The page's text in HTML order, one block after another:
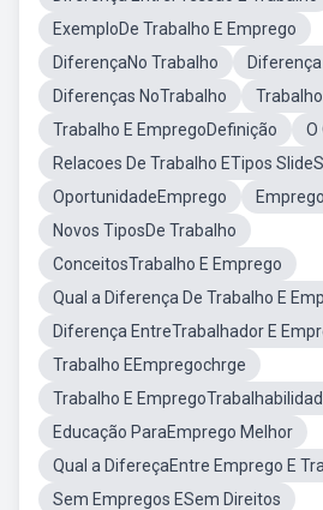
ExemploDe Trabalho E Emprego
DiferençaNo Trabalho
Diferenças NoTrabalho
Trabalho E EmpregoDefinição
O
Relacoes De Trabalho ETipos
OportunidadeEmprego
Novos TiposDe Trabalho
ConceitosTrabalho E Emprego
Qual a Diferença De Trabalho E
Diferença EntreTrabalhador E
Trabalho EEmpregochrge
Trabalho E
Educação ParaEmprego Melhor
Qual a DifereçaEntre Emprego E
Sem Empregos ESem Direitos